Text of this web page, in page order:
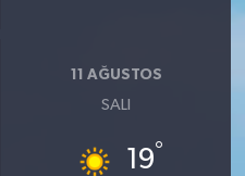
11 AĞUSTOS
SALI
19°